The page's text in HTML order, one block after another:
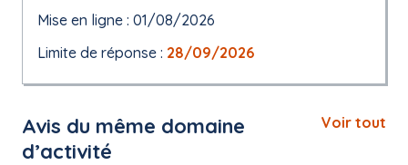
Mise en ligne : 01/08/2026
Limite de réponse : 28/09/2026
Avis du même domaine
d’activité
Voir tout